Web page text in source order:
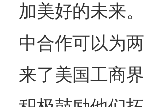
加美好的未来
中合作可以为
来了美国工商